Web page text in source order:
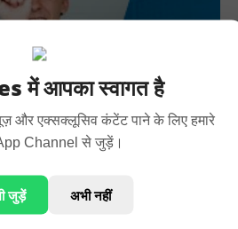
में आपका स्वागत है
और एक्सक्लूसिव कंटेंट पाने के लिए हमारे
Channel से जुड़ें।
जुड़ें अभी नहीं
निबन्ध | Vidyarthi Aur Rajniti Par